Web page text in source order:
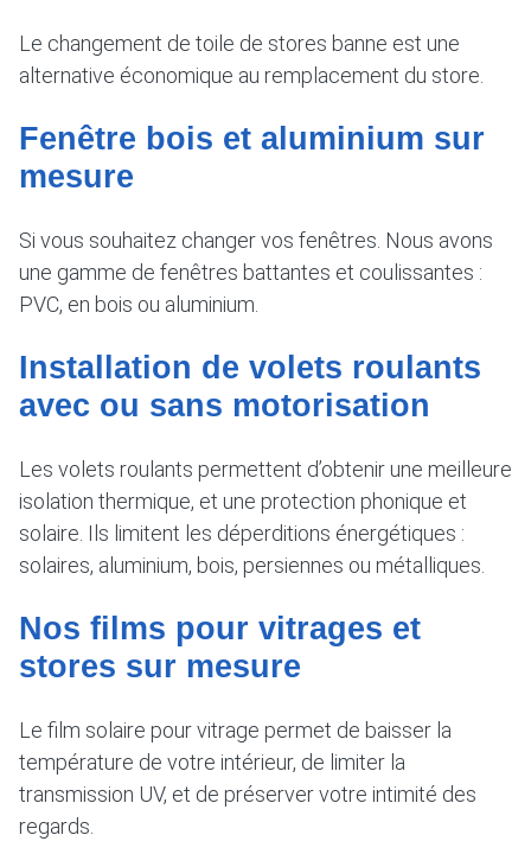
Le changement de toile de stores banne est une
alternative économique au remplacement du store.
Fenêtre bois et aluminium sur
mesure
Si vous souhaitez changer vos fenêtres. Nous avons
une gamme de fenêtres battantes et coulissantes :
PVC, en bois ou aluminium.
Installation de volets roulants
avec ou sans motorisation
Les volets roulants permettent d’obtenir une meilleure
isolation thermique, et une protection phonique et
solaire. Ils limitent les déperditions énergétiques :
solaires, aluminium, bois, persiennes ou métalliques.
Nos films pour vitrages et
stores sur mesure
Le film solaire pour vitrage permet de baisser la
température de votre intérieur, de limiter la
transmission UV, et de préserver votre intimité des
regards.